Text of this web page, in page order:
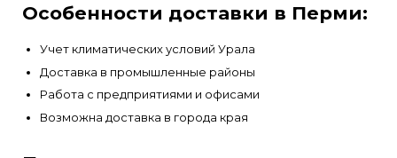
Особенности доставки в Перми:
Учет климатических условий Урала
Доставка в промышленные районы
Работа с предприятиями и офисами
Возможна доставка в города края